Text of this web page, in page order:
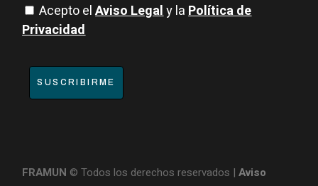
Acepto elAviso Legaly laPolítica de
Privacidad
SUSCRIBIRME
FRAMUN © Todos los derechos reservados |Aviso